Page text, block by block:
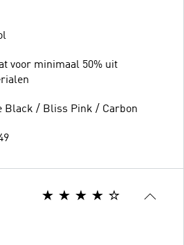
voor minimaal 50% uit
Black / Bliss Pink / Carbon